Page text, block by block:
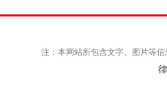
注：本网站所包含文字、图片等